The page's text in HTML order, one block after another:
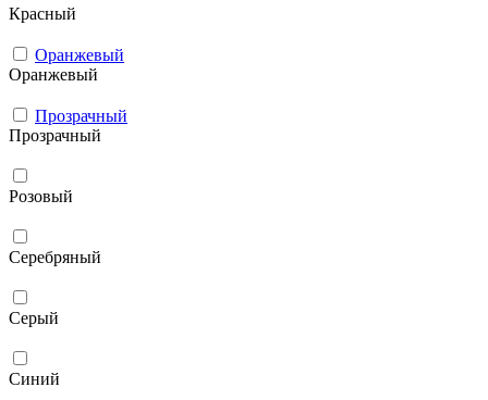
Красный
Оранжевый
Оранжевый
Прозрачный
Прозрачный
Розовый
Серебряный
Серый
Синий